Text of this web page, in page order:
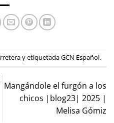
y etiquetadaGCN Español.
Mangándole el furgón a los
chicos |blog23| 2025 |
Melisa Gómiz